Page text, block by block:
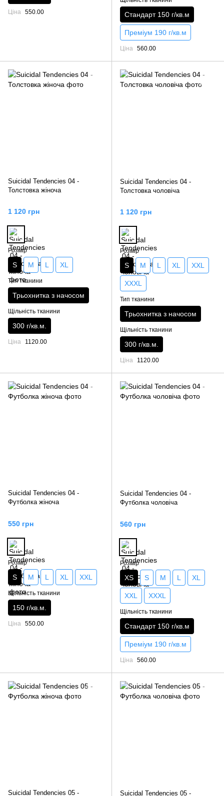
Ціна 550.00 Стандарт 150 г/кв.м
Преміум 190 г/кв.м
Ціна 560.00
Suicidal Tendencies 04 -
Толстовка жіноча
1 120 грн
Розмір
S M L XL
Тип тканини
Трьохнитка з начосом
Щільність тканини
300 г/кв.м.
Ціна 1120.00
Suicidal Tendencies 04 -
Толстовка чоловіча
1 120 грн
Розмір
S M L XL XXL
XXXL
Тип тканини
Трьохнитка з начосом
Щільність тканини
300 г/кв.м.
Ціна 1120.00
Suicidal Tendencies 04 -
Футболка жіноча
550 грн
Розмір
S M L XL XXL
Щільність тканини
150 г/кв.м.
Ціна 550.00
Suicidal Tendencies 04 -
Футболка чоловіча
560 грн
Розмір
XS S M L XL
XXL XXXL
Щільність тканини
Стандарт 150 г/кв.м
Преміум 190 г/кв.м
Ціна 560.00
Suicidal Tendencies 05 -
Suicidal Tendencies 05 -